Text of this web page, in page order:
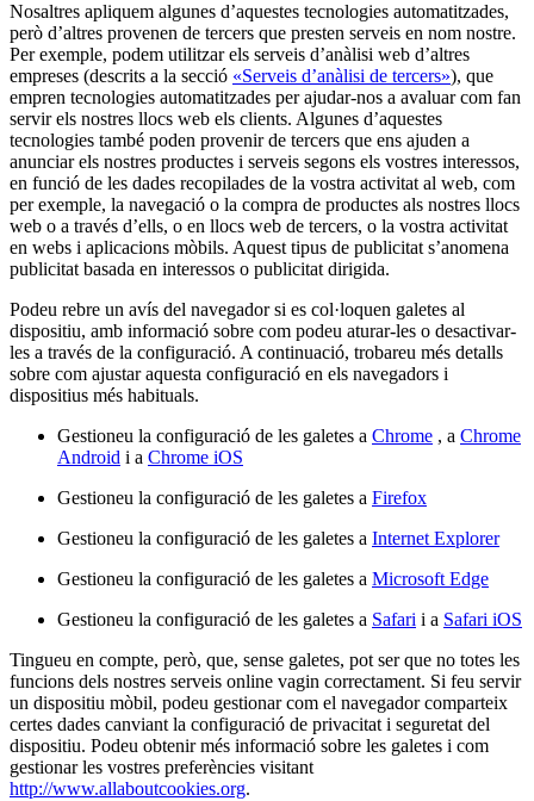
Nosaltres apliquem algunes d’aquestes tecnologies automatitzades,
però d’altres provenen de tercers que presten serveis en nom nostre.
Per exemple, podem utilitzar els serveis d’anàlisi web d’altres
empreses (descrits a la secció «Serveis d’anàlisi de tercers»), que
empren tecnologies automatitzades per ajudar-nos a avaluar com fan
servir els nostres llocs web els clients. Algunes d’aquestes
tecnologies també poden provenir de tercers que ens ajuden a
anunciar els nostres productes i serveis segons els vostres interessos,
en funció de les dades recopilades de la vostra activitat al web, com
per exemple, la navegació o la compra de productes als nostres llocs
web o a través d’ells, o en llocs web de tercers, o la vostra activitat
en webs i aplicacions mòbils. Aquest tipus de publicitat s’anomena
publicitat basada en interessos o publicitat dirigida.
Podeu rebre un avís del navegador si es col·loquen galetes al
dispositiu, amb informació sobre com podeu aturar-les o desactivar-
les a través de la configuració. A continuació, trobareu més detalls
sobre com ajustar aquesta configuració en els navegadors i
dispositius més habituals.
Gestioneu la configuració de les galetes a Chrome , a Chrome
Android i a Chrome iOS
Gestioneu la configuració de les galetes a Firefox
Gestioneu la configuració de les galetes a Internet Explorer
Gestioneu la configuració de les galetes a Microsoft Edge
Gestioneu la configuració de les galetes a Safari i a Safari iOS
Tingueu en compte, però, que, sense galetes, pot ser que no totes les
funcions dels nostres serveis online vagin correctament. Si feu servir
un dispositiu mòbil, podeu gestionar com el navegador comparteix
certes dades canviant la configuració de privacitat i seguretat del
dispositiu. Podeu obtenir més informació sobre les galetes i com
gestionar les vostres preferències visitant
http://www.allaboutcookies.org.